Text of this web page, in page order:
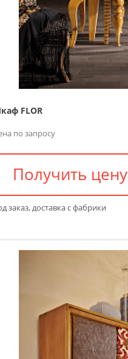
FLOR
по запросу
Получить цену
заказ, доставка с фабрики